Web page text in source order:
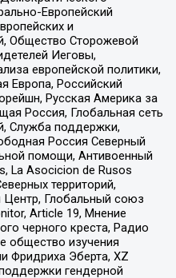
Европейский
и
Общество Сторожевой
Иеговы,
европейской политики,
Европа, Российский
Русская Америка за
Россия, Глобальная сеть
Служба поддержки,
Россия Северный
помощи, Антивоенный
La Asocicion de Rusos
территорий,
Центр, Глобальный союз
Article 19, Мнение
черного креста, Радио
общество изучения
Фридриха Эберта, XZ
гендерной